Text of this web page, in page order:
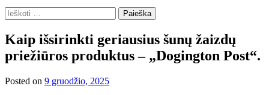
Ieškoti:
Kaip išsirinkti geriausius šunų žaizdų
priežiūros produktus – „Dogington Post“.
Posted on 9 gruodžio, 2025